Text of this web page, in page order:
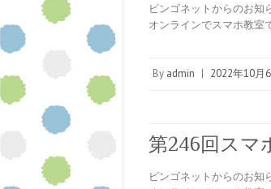
ビンゴネットからのお知
オンラインでスマホ教室
By admin | 2022年10月
第246回スマ
ビンゴネットからのお知